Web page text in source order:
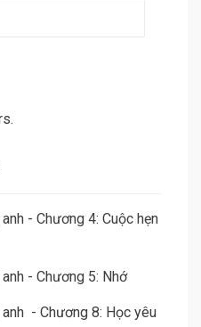
- Chương 4: Cuộc hẹn
- Chương 5: Nhớ
- Chương 8: Học yêu